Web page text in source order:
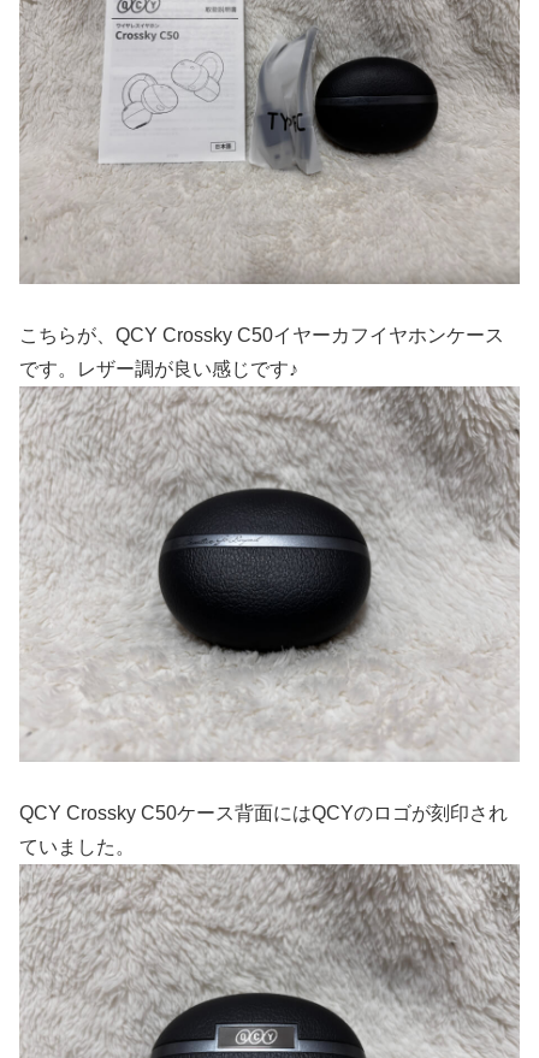
こちらが、QCY Crossky C50イヤーカフイヤホンケース
です。レザー調が良い感じです♪
QCY Crossky C50ケース背面にはQCYのロゴが刻印され
ていました。